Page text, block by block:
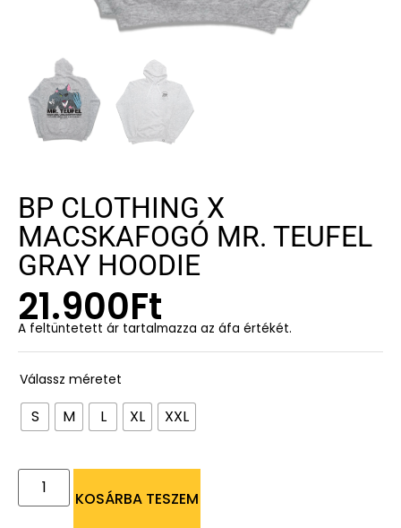
BP CLOTHING X
MACSKAFOGÓ MR. TEUFEL
GRAY HOODIE
21.900Ft
A feltüntetett ár tartalmazza az áfa értékét.
Válassz méretet
S M L XL XXL
KOSÁRBA TESZEM